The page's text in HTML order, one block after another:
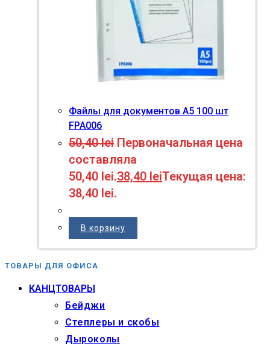
Файлы для документов A5 100 шт
FPA006
50,40lei Первоначальная цена
составляла
50,40 lei.38,40 leiТекущая цена:
38,40 lei.
В корзину
ТОВАРЫ ДЛЯ ОФИСА
КАНЦТОВАРЫ
Бейджи
Степлеры и скобы
Дыроколы